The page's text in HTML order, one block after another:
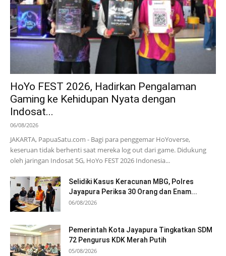
HoYo FEST 2026, Hadirkan Pengalaman
Gaming ke Kehidupan Nyata dengan
Indosat...
06/08/2026
JAKARTA, PapuaSatu.com - Bagi para penggemar HoYoverse,
keseruan tidak berhenti saat mereka log out dari game. Didukung
oleh jaringan Indosat 5G, HoYo FEST 2026 Indonesia...
Selidiki Kasus Keracunan MBG, Polres
Jayapura Periksa 30 Orang dan Enam...
06/08/2026
Pemerintah Kota Jayapura Tingkatkan SDM
72 Pengurus KDK Merah Putih
05/08/2026